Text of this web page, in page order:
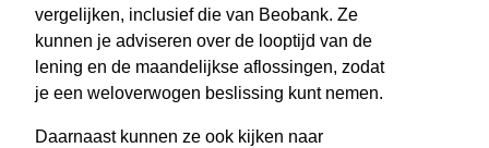
vergelijken, inclusief die van Beobank. Ze
kunnen je adviseren over de looptijd van de
lening en de maandelijkse aflossingen, zodat
je een weloverwogen beslissing kunt nemen.
Daarnaast kunnen ze ook kijken naar